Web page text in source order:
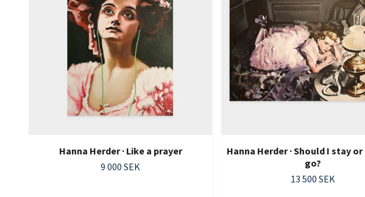
Hanna Herder · Like a prayer
9 000 SEK
Hanna Herder · Should I stay
go?
13 500 SEK